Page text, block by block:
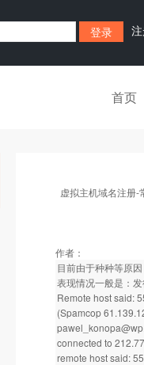
首页
虚拟主机域名注册-
作者：
目前由于种种等原
表现情况一般是：
Remote host said:
(Spamcop
connected to
remote host said: